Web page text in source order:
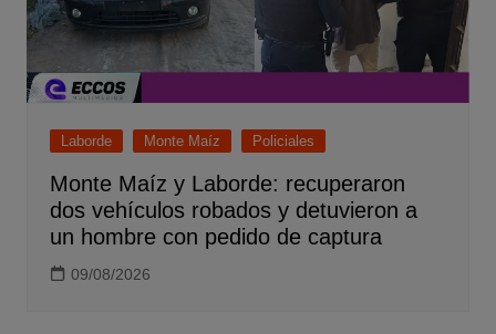
Laborde Monte Maíz Policiales
Monte Maíz y Laborde: recuperaron
dos vehículos robados y detuvieron a
un hombre con pedido de captura
09/08/2026